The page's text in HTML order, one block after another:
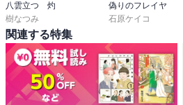
八雲立つ 灼
樹なつみ
偽りのフレイヤ
石原ケイコ
関連する特集